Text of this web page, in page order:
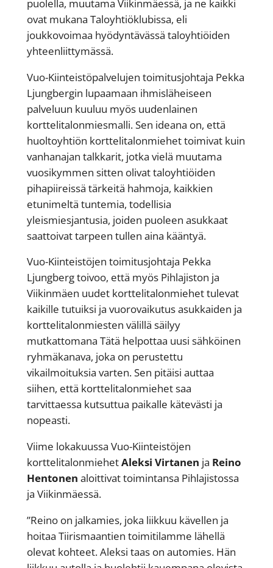
puolella, muutama Viikinmäessä, ja ne kaikki
ovat mukana Taloyhtiöklubissa, eli
joukkovoimaa hyödyntävässä taloyhtiöiden
yhteenliittymässä.
Vuo-Kiinteistöpalvelujen toimitusjohtaja Pekka
Ljungbergin lupaamaan ihmisläheiseen
palveluun kuuluu myös uudenlainen
korttelitalonmiesmalli. Sen ideana on, että
huoltoyhtiön korttelitalonmiehet toimivat kuin
vanhanajan talkkarit, jotka vielä muutama
vuosikymmen sitten olivat taloyhtiöiden
pihapiireissä tärkeitä hahmoja, kaikkien
etunimeltä tuntemia, todellisia
yleismiesjantusia, joiden puoleen asukkaat
saattoivat tarpeen tullen aina kääntyä.
Vuo-Kiinteistöjen toimitusjohtaja Pekka
Ljungberg toivoo, että myös Pihlajiston ja
Viikinmäen uudet korttelitalonmiehet tulevat
kaikille tutuiksi ja vuorovaikutus asukkaiden ja
korttelitalonmiesten välillä säilyy
mutkattomana Tätä helpottaa uusi sähköinen
ryhmäkanava, joka on perustettu
vikailmoituksia varten. Sen pitäisi auttaa
siihen, että korttelitalonmiehet saa
tarvittaessa kutsuttua paikalle kätevästi ja
nopeasti.
Viime lokakuussa Vuo-Kiinteistöjen
korttelitalonmiehetAleksi Virtanen ja Reino
Hentonen aloittivat toimintansa Pihlajistossa
ja Viikinmäessä.
”Reino on jalkamies, joka liikkuu kävellen ja
hoitaa Tiirismaantien toimitilamme lähellä
olevat kohteet. Aleksi taas on automies. Hän